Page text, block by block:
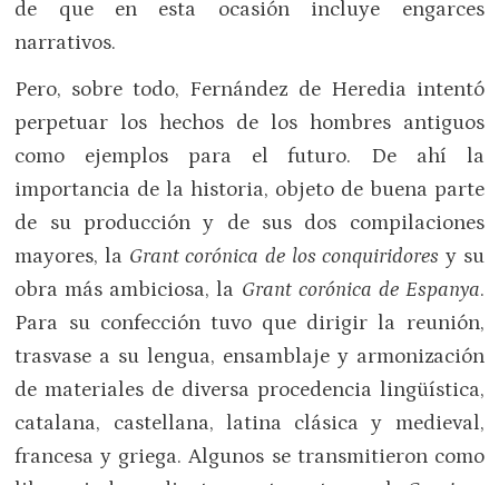
de que en esta ocasión incluye engarces
narrativos.
Pero, sobre todo, Fernández de Heredia intentó
perpetuar los hechos de los hombres antiguos
como ejemplos para el futuro. De ahí la
importancia de la historia, objeto de buena parte
de su producción y de sus dos compilaciones
mayores, la Grant corónica de los conquiridores y su
obra más ambiciosa, la Grant corónica de Espanya.
Para su confección tuvo que dirigir la reunión,
trasvase a su lengua, ensamblaje y armonización
de materiales de diversa procedencia lingüística,
catalana, castellana, latina clásica y medieval,
francesa y griega. Algunos se transmitieron como